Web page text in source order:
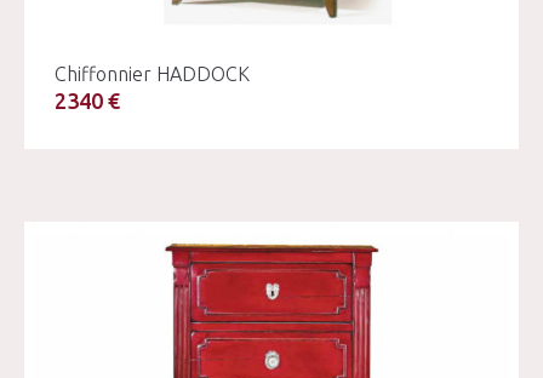
Chiffonnier HADDOCK
2340 €